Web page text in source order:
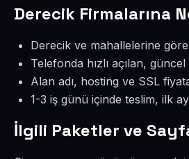
Derecik Firmalarına
Derecik ve mahallelerine
Telefonda hızlı açılan,
Alan adı, hosting ve SSL
1-3 iş günü içinde teslim, ilk
İlgili Paketler ve